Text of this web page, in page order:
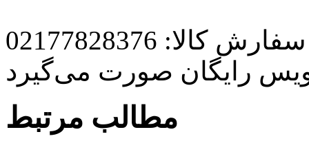
کالا: 02177828376
رایگان صورت می‌گیرد
مطالب مرتبط